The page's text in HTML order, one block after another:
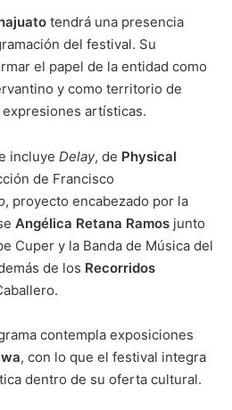
tendrá una presencia
del festival. Su
el papel de la entidad como
y como territorio de
artísticas.
incluye Delay, de Physical
de Francisco
, proyecto encabezado por la
Angélica Retana Ramos junto
Cuper y la Banda de Música del
de los Recorridos
contempla exposiciones
, con lo que el festival integra
dentro de su oferta cultural.